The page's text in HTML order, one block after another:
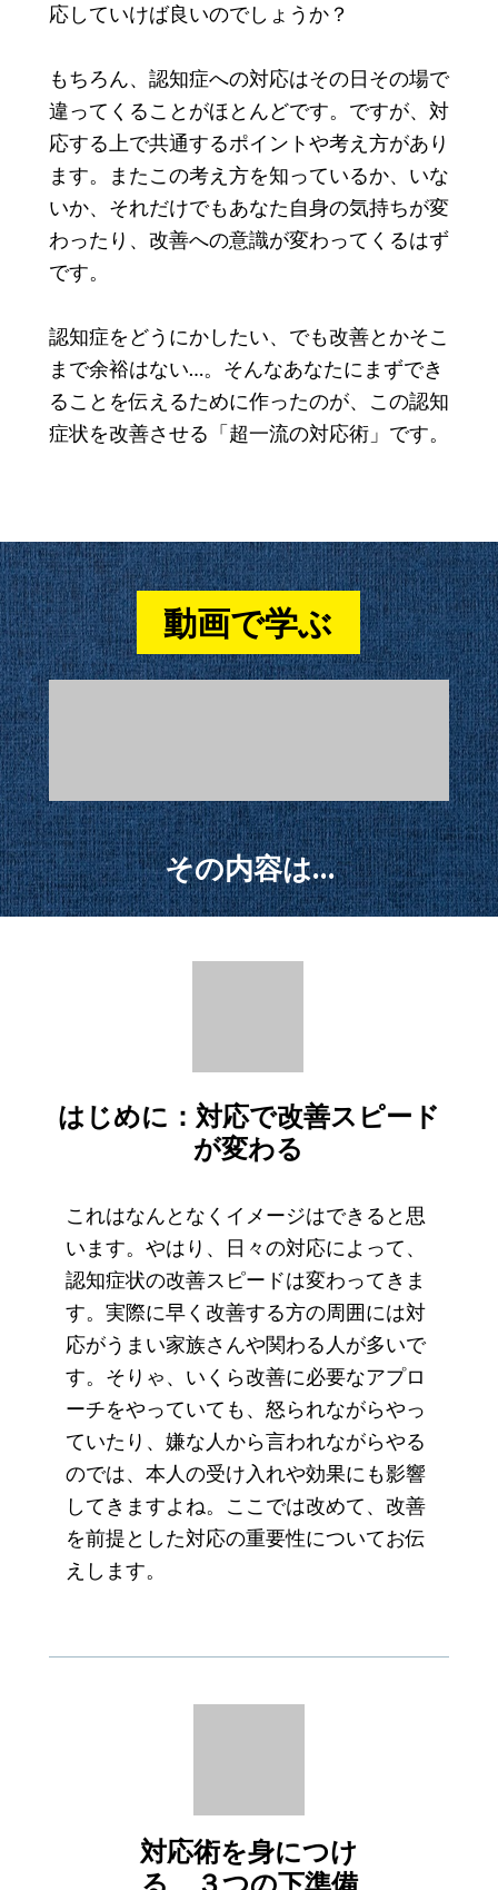
応していけば良いのでしょうか？
もちろん、認知症への対応はその日その場で
違ってくることがほとんどです。ですが、対
応する上で共通するポイントや考え方があり
ます。またこの考え方を知っているか、いな
いか、それだけでもあなた自身の気持ちが変
わったり、改善への意識が変わってくるはず
です。
認知症をどうにかしたい、でも改善とかそこ
まで余裕はない…。そんなあなたにまずでき
ることを伝えるために作ったのが、この認知
症状を改善させる「超一流の対応術」です。
動画で学ぶ
その内容は…
はじめに：対応で改善スピード
が変わる
これはなんとなくイメージはできると思
います。やはり、日々の対応によって、
認知症状の改善スピードは変わってきま
す。実際に早く改善する方の周囲には対
応がうまい家族さんや関わる人が多いで
す。そりゃ、いくら改善に必要なアプロ
ーチをやっていても、怒られながらやっ
ていたり、嫌な人から言われながらやる
のでは、本人の受け入れや効果にも影響
してきますよね。ここでは改めて、改善
を前提とした対応の重要性についてお伝
えします。
対応術を身につけ
る、３つの下準備